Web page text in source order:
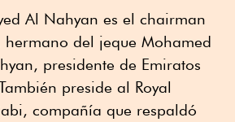
Al Nahyan es el chairman
del jeque Mohamed
presidente de Emiratos
preside al Royal
compañía que respaldó